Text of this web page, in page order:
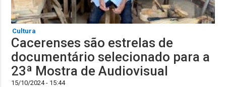
Cultura
Cacerenses são estrelas de
documentário selecionado para a
23ª Mostra de Audiovisual
15/10/2024 - 15:44